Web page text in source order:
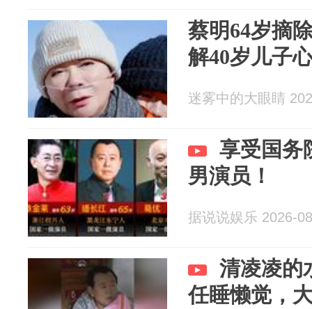
蔡明64岁摘
解40岁儿子
迷雾中的大眼睛
享受国务
男演员！
据说说娱乐 2026-
清凌凌的
任睡懒觉，